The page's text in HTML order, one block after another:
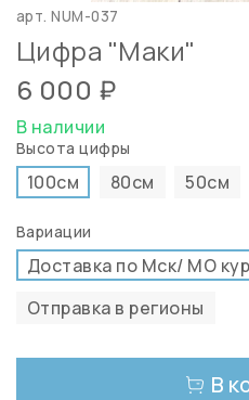
арт.NUM-037
Цифра "Маки"
6 000 ₽
В наличии
Высота цифры
100см 80см 50см
Вариации
Доставка по Мск/ МО
Отправка в регионы
В